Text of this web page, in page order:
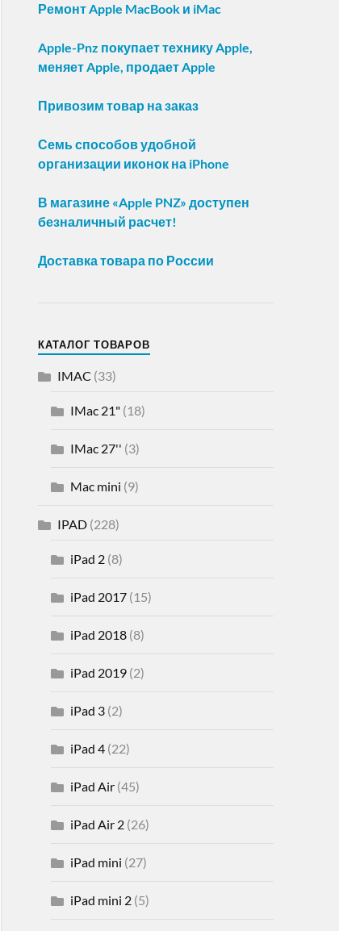
Ремонт Apple MacBook и iMac
Apple-Pnz покупает технику Apple,
меняет Apple, продает Apple
Привозим товар на заказ
Семь способов удобной
организации иконок на iPhone
В магазине «Apple PNZ» доступен
безналичный расчет!
Доставка товара по России
КАТАЛОГ ТОВАРОВ
IMAC (33)
IMac 21"(18)
IMac 27'' (3)
Mac mini (9)
IPAD(228)
iPad 2(8)
iPad 2017(15)
iPad 2018(8)
iPad 2019(2)
iPad 3(2)
iPad 4(22)
iPad Air(45)
iPad Air 2(26)
iPad mini (27)
iPad mini 2(5)